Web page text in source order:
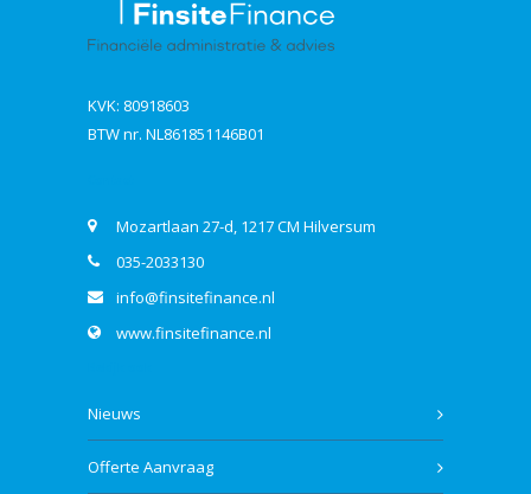
KVK: 80918603
BTW nr. NL861851146B01
Mozartlaan 27-d, 1217 CM Hilversum
035-2033130
info@finsitefinance.nl
www.finsitefinance.nl
Nieuws
Offerte Aanvraag